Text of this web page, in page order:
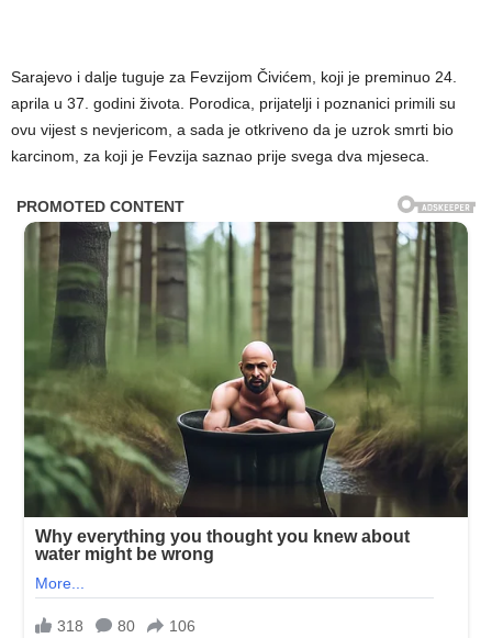
Sarajevo i dalje tuguje za Fevzijom Čivićem, koji je preminuo 24.
aprila u 37. godini života. Porodica, prijatelji i poznanici primili su
ovu vijest s nevjericom, a sada je otkriveno da je uzrok smrti bio
karcinom, za koji je Fevzija saznao prije svega dva mjeseca.